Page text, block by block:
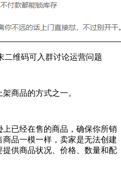
二维码可入群讨论运营问题
商品的方式之一。
已经在售的商品，确保你所销
品一模一样，卖家是无法创建
供商品状况、价格、数量和配